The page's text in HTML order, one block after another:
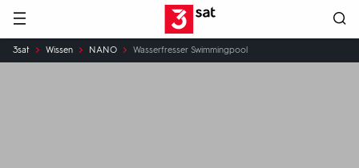
Hauptnavigation 3SAT
Sie
sind
3sat Wissen NANO Wasserfresser Swimmingpool